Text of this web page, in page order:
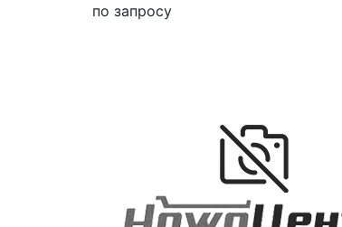
по запросу